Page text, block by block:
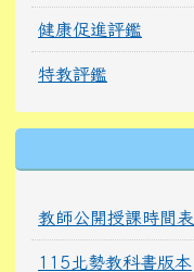
健康促進評鑑
特教評鑑
教師公開授課時間表
115北勢教科書版本